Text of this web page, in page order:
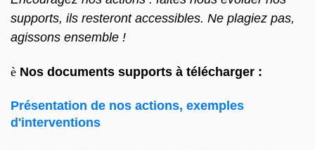
supports, ils resteront accessibles. Ne plagiez pas,
agissons ensemble !
è Nos documents supports à télécharger :
Présentation de nos actions, exemples
d'interventions